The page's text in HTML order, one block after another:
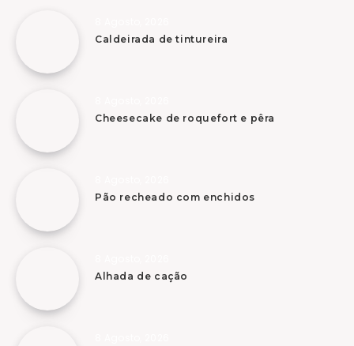
Caldeirada de tintureira
Cheesecake de roquefort e pêra
Pão recheado com enchidos
Alhada de cação